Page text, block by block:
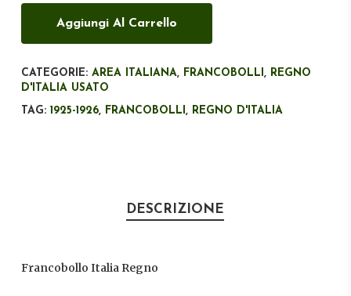
Aggiungi Al Carrello
CATEGORIE: AREA ITALIANA, FRANCOBOLLI, REGNO
D'ITALIA USATO
TAG: 1925-1926, FRANCOBOLLI, REGNO D'ITALIA
DESCRIZIONE
Francobollo Italia Regno